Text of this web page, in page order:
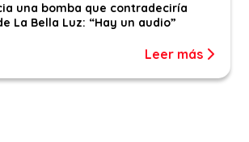
una bomba que contradeciría
La Bella Luz: “Hay un audio”
Leer más